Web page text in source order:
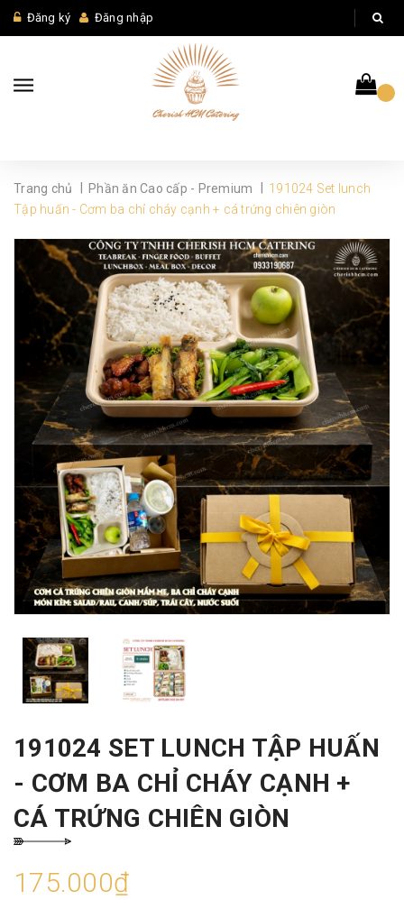
Đăng ký Đăng nhập
Trang chủ Phần ăn Cao cấp - Premium
191024 Set lunch
Tập huấn - Cơm ba chỉ cháy cạnh + cá trứng chiên giòn
191024 SET LUNCH TẬP HUẤN
- CƠM BA CHỈ CHÁY CẠNH +
CÁ TRỨNG CHIÊN GIÒN
175.000₫